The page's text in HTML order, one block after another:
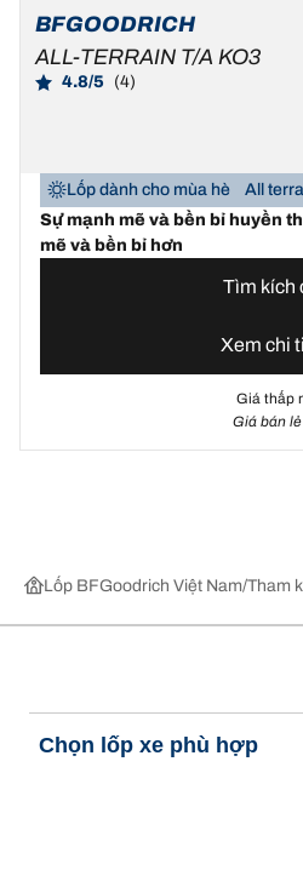
BFGOODRICH
ALL-TERRAIN T/A KO3
4.8/5 (4)
Lốp dành cho mùa hè
All
Sự mạnh mẽ và bền bỉ huyền
mẽ và bền bỉ hơn
Tìm kích
Xem chi
Giá thấp
Giá bán
Lốp BFGoodrich Việt Nam Tham
Chọn lốp xe phù hợp